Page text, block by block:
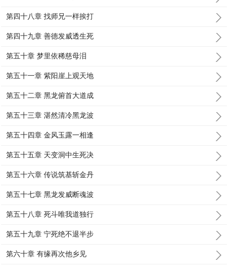
第四十八章 找师兄一样挨打
第四十九章 善德发威透生死
第五十章 梦里依稀慈母泪
第五十一章 紫阳崖上观天地
第五十二章 黑龙俯首大道成
第五十三章 湛然清冷黑龙波
第五十四章 金风玉露一相逢
第五十五章 天变洞中生死决
第五十六章 传说筑基斩金丹
第五十七章 黑龙发威断魂波
第五十八章 死斗唯我道独行
第五十九章 宁死绝不退半步
第六十章 有缘再次他乡见